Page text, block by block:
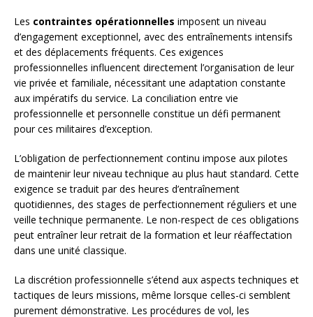
Les contraintes opérationnelles imposent un niveau
d’engagement exceptionnel, avec des entraînements intensifs
et des déplacements fréquents. Ces exigences
professionnelles influencent directement l’organisation de leur
vie privée et familiale, nécessitant une adaptation constante
aux impératifs du service. La conciliation entre vie
professionnelle et personnelle constitue un défi permanent
pour ces militaires d’exception.
L’obligation de perfectionnement continu impose aux pilotes
de maintenir leur niveau technique au plus haut standard. Cette
exigence se traduit par des heures d’entraînement
quotidiennes, des stages de perfectionnement réguliers et une
veille technique permanente. Le non-respect de ces obligations
peut entraîner leur retrait de la formation et leur réaffectation
dans une unité classique.
La discrétion professionnelle s’étend aux aspects techniques et
tactiques de leurs missions, même lorsque celles-ci semblent
purement démonstrative. Les procédures de vol, les